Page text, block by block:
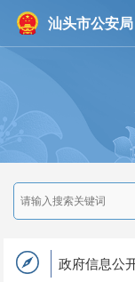
汕头市公安局
政府信息公